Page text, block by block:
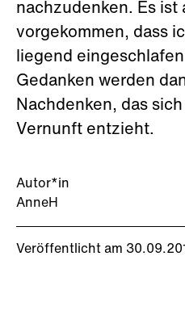
Autor*in
AnneH
Veröffentlicht am
nachzudenken. Es ist
vorgekommen, dass
liegend
Gedanken werden
Nachdenken, das
Vernunft entzieht.